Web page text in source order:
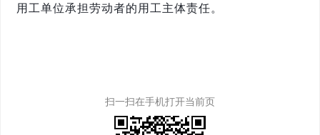
用工单位承担劳动者的用工主体责任。
扫一扫在手机打开当前页